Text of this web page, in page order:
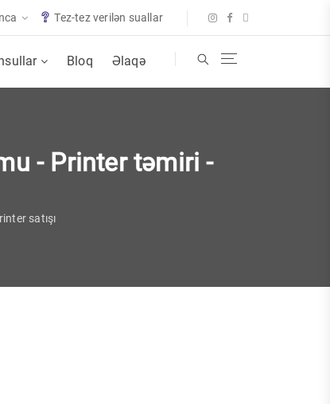
Tez-tez verilən suallar
Bloq Əlaqə
- Printer təmiri -
satışı